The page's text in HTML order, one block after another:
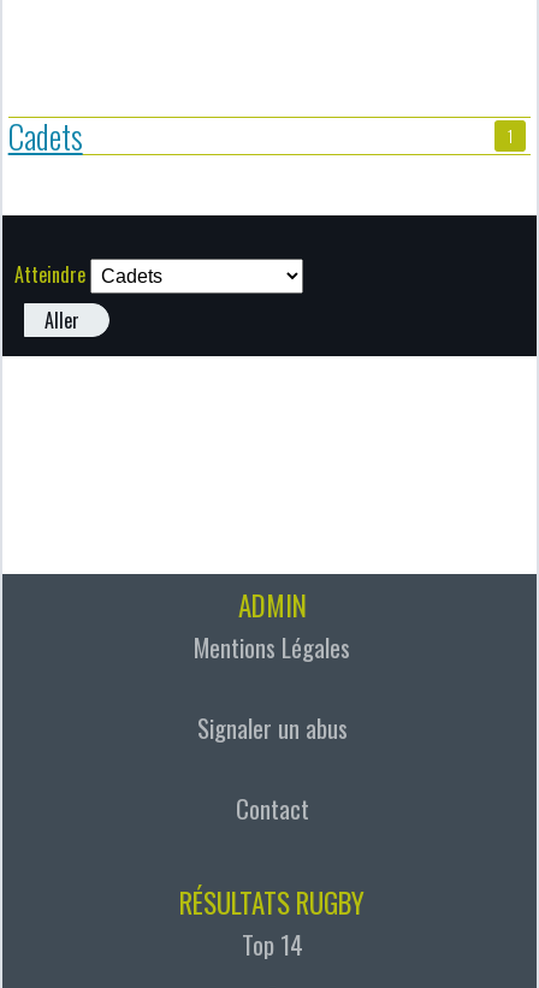
Cadets 1
Atteindre
Aller
ADMIN
Mentions Légales
Signaler un abus
Contact
RÉSULTATS RUGBY
Top 14